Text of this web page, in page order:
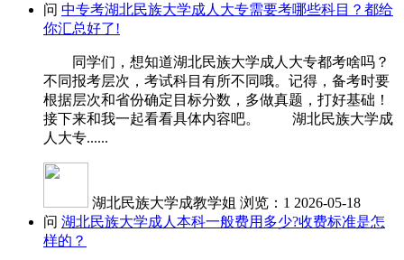
问 中专考湖北民族大学成人大专需要考哪些科目？都给
你汇总好了!
同学们，想知道湖北民族大学成人大专都考啥吗？
不同报考层次，考试科目有所不同哦。记得，备考时要
根据层次和省份确定目标分数，多做真题，打好基础！
接下来和我一起看看具体内容吧。 湖北民族大学成
人大专......
湖北民族大学成教学姐 浏览：1 2026-05-18
问 湖北民族大学成人本科一般费用多少?收费标准是怎
样的？